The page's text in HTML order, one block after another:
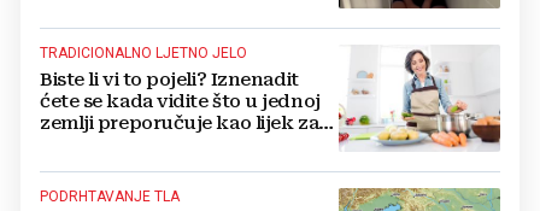
TRADICIONALNO LJETNO JELO
Biste li vi to pojeli? Iznenadit
ćete se kada vidite što u jednoj
zemlji preporučuje kao lijek za
PODRHTAVANJE TLA